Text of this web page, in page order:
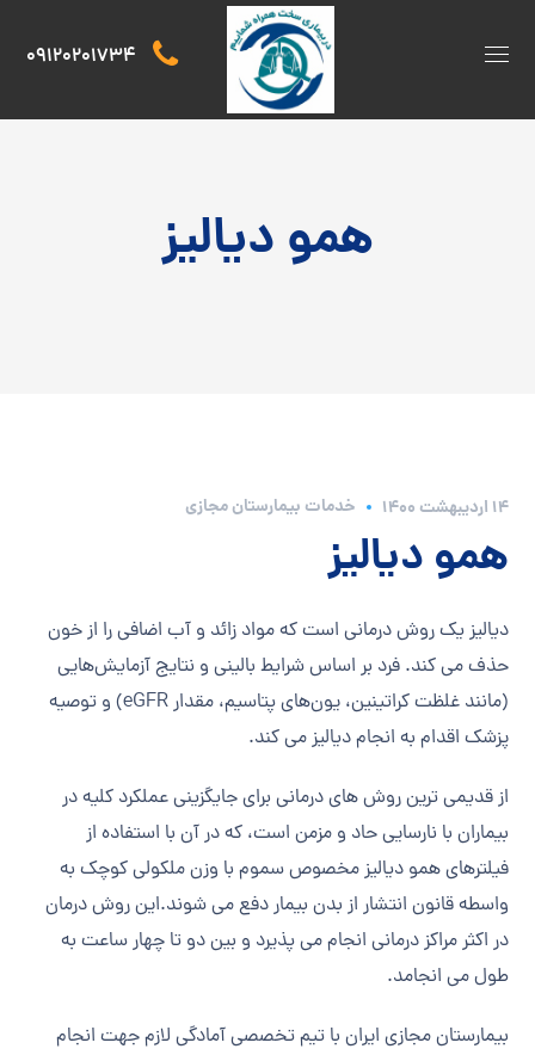
09120201734
همو دیالیز
۱۴ اردیبهشت ۱۴۰۰ خدمات بیمارستان مجازی
همو دیالیز
دیالیز یک روش درمانی است که مواد زائد و آب اضافی را از خون
حذف می کند. فرد بر اساس شرایط بالینی و نتایج آزمایش‌هایی
(مانند غلظت کراتینین، یون‌های پتاسیم، مقدار eGFR) و توصیه
پزشک اقدام به انجام دیالیز می کند.
از قدیمی ترین روش های درمانی برای جایگزینی عملکرد کلیه در
بیماران با نارسایی حاد و مزمن است، که در آن با استفاده از
فیلترهای همو دیالیز مخصوص سموم با وزن ملکولی کوچک به
واسطه قانون انتشار از بدن بیمار دفع می شوند.این روش درمان
در اکثر مراکز درمانی انجام می پذیرد و بین دو تا چهار ساعت به
طول می انجامد.
بیمارستان مجازی ایران با تیم تخصصی آمادگی لازم جهت انجام